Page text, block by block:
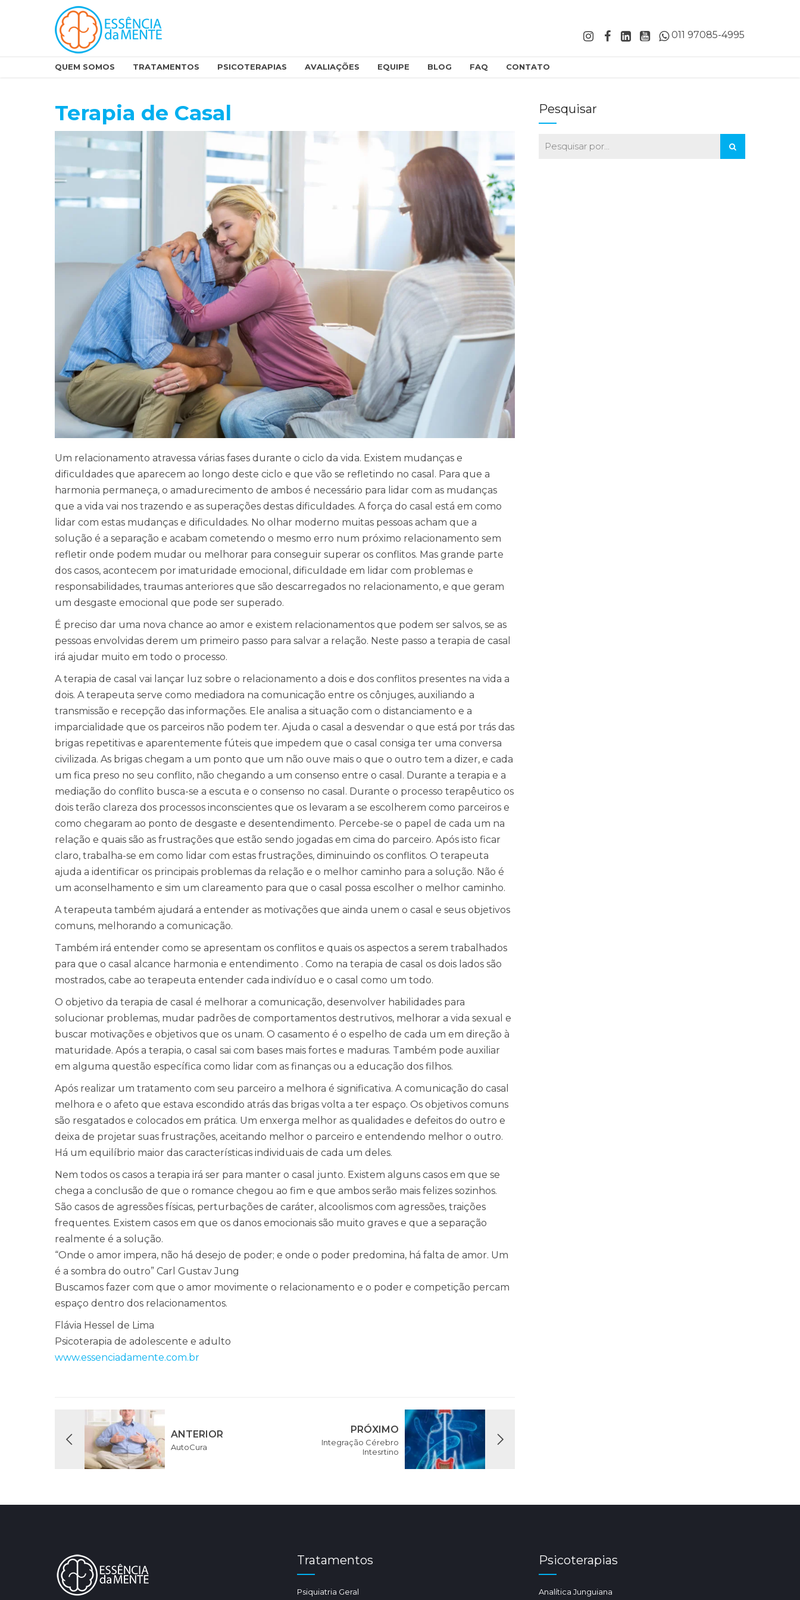
011 97085-4995
QUEM SOMOS TRATAMENTOS PSICOTERAPIAS AVALIAÇÕES EQUIPE BLOG FAQ CONTATO
Terapia de Casal
Um relacionamento atravessa várias fases durante o ciclo da vida. Existem mudanças e
dificuldades que aparecem ao longo deste ciclo e que vão se refletindo no casal. Para que a
harmonia permaneça, o amadurecimento de ambos é necessário para lidar com as mudanças
que a vida vai nos trazendo e as superações destas dificuldades. A força do casal está em como
lidar com estas mudanças e dificuldades. No olhar moderno muitas pessoas acham que a
solução é a separação e acabam cometendo o mesmo erro num próximo relacionamento sem
refletir onde podem mudar ou melhorar para conseguir superar os conflitos. Mas grande parte
dos casos, acontecem por imaturidade emocional, dificuldade em lidar com problemas e
responsabilidades, traumas anteriores que são descarregados no relacionamento, e que geram
um desgaste emocional que pode ser superado.
É preciso dar uma nova chance ao amor e existem relacionamentos que podem ser salvos, se as
pessoas envolvidas derem um primeiro passo para salvar a relação. Neste passo a terapia de casal
irá ajudar muito em todo o processo.
A terapia de casal vai lançar luz sobre o relacionamento a dois e dos conflitos presentes na vida a
dois. A terapeuta serve como mediadora na comunicação entre os cônjuges, auxiliando a
transmissão e recepção das informações. Ele analisa a situação com o distanciamento e a
imparcialidade que os parceiros não podem ter. Ajuda o casal a desvendar o que está por trás das
brigas repetitivas e aparentemente fúteis que impedem que o casal consiga ter uma conversa
civilizada. As brigas chegam a um ponto que um não ouve mais o que o outro tem a dizer, e cada
um fica preso no seu conflito, não chegando a um consenso entre o casal. Durante a terapia e a
mediação do conflito busca-se a escuta e o consenso no casal. Durante o processo terapêutico os
dois terão clareza dos processos inconscientes que os levaram a se escolherem como parceiros e
como chegaram ao ponto de desgaste e desentendimento. Percebe-se o papel de cada um na
relação e quais são as frustrações que estão sendo jogadas em cima do parceiro. Após isto ficar
claro, trabalha-se em como lidar com estas frustrações, diminuindo os conflitos. O terapeuta
ajuda a identificar os principais problemas da relação e o melhor caminho para a solução. Não é
um aconselhamento e sim um clareamento para que o casal possa escolher o melhor caminho.
A terapeuta também ajudará a entender as motivações que ainda unem o casal e seus objetivos
comuns, melhorando a comunicação.
Também irá entender como se apresentam os conflitos e quais os aspectos a serem trabalhados
para que o casal alcance harmonia e entendimento . Como na terapia de casal os dois lados são
mostrados, cabe ao terapeuta entender cada indivíduo e o casal como um todo.
O objetivo da terapia de casal é melhorar a comunicação, desenvolver habilidades para
solucionar problemas, mudar padrões de comportamentos destrutivos, melhorar a vida sexual e
buscar motivações e objetivos que os unam. O casamento é o espelho de cada um em direção à
maturidade. Após a terapia, o casal sai com bases mais fortes e maduras. Também pode auxiliar
em alguma questão específica como lidar com as finanças ou a educação dos filhos.
Após realizar um tratamento com seu parceiro a melhora é significativa. A comunicação do casal
melhora e o afeto que estava escondido atrás das brigas volta a ter espaço. Os objetivos comuns
são resgatados e colocados em prática. Um enxerga melhor as qualidades e defeitos do outro e
deixa de projetar suas frustrações, aceitando melhor o parceiro e entendendo melhor o outro.
Há um equilíbrio maior das características individuais de cada um deles.
Nem todos os casos a terapia irá ser para manter o casal junto. Existem alguns casos em que se
chega a conclusão de que o romance chegou ao fim e que ambos serão mais felizes sozinhos.
São casos de agressões físicas, perturbações de caráter, alcoolismos com agressões, traições
frequentes. Existem casos em que os danos emocionais são muito graves e que a separação
realmente é a solução.
“Onde o amor impera, não há desejo de poder; e onde o poder predomina, há falta de amor. Um
é a sombra do outro” Carl Gustav Jung
Buscamos fazer com que o amor movimente o relacionamento e o poder e competição percam
espaço dentro dos relacionamentos.
Flávia Hessel de Lima
Psicoterapia de adolescente e adulto
www.essenciadamente.com.br
ANTERIOR
AutoCura
PRÓXIMO
Integração Cérebro
Intesrtino
Pesquisar
Tratamentos
Psiquiatria Geral
Psicoterapias
Analítica Junguiana